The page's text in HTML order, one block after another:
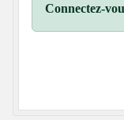
Connectez-